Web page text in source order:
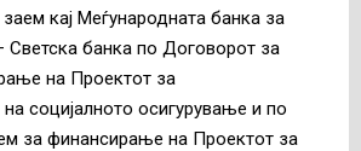
кај Меѓународната банка за
Светска банка по Договорот за
на Проектот за
социјалното осигурување и по
за финансирање на Проектот за